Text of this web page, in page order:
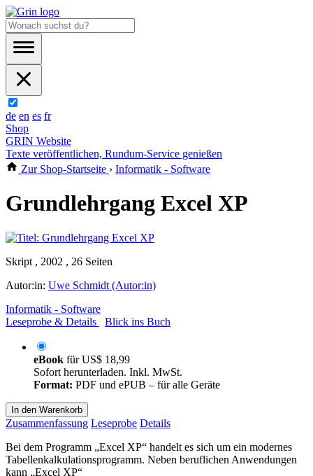
de en es fr
Shop
GRIN Website
Texte veröffentlichen, Rundum-Service genießen
Zur Shop-Startseite › Informatik - Software
Grundlehrgang Excel XP
Skript , 2002 , 26 Seiten
Autor:in: Uwe Schmidt (Autor:in)
Informatik - Software
Leseprobe & Details
Blick ins Buch
eBook fürUS$ 18,99
Sofort herunterladen. Inkl. MwSt.
Format: PDF und ePUB – für alle Geräte
In den Warenkorb
Zusammenfassung Leseprobe Details
Bei dem Programm „Excel XP“ handelt es sich um ein modernes
Tabellenkalkulationsprogramm. Neben beruflichen Anwendungen
kann „Excel XP“